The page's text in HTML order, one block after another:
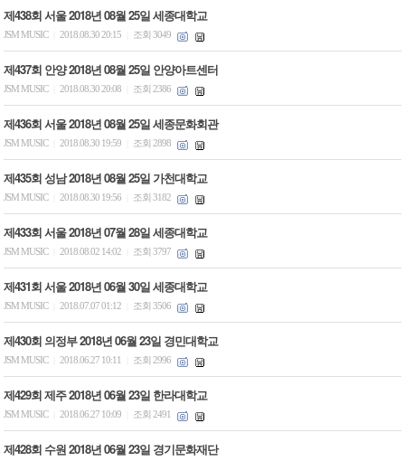
제438회 서울 2018년 08월 25일 세종대학교
JSM MUSIC 2018.08.30 20:15 조회 3049
제437회 안양 2018년 08월 25일 안양아트센터
JSM MUSIC 2018.08.30 20:08 조회 2386
제436회 서울 2018년 08월 25일 세종문화회관
JSM MUSIC 2018.08.30 19:59 조회 2898
제435회 성남 2018년 08월 25일 가천대학교
JSM MUSIC 2018.08.30 19:56 조회 3182
제433회 서울 2018년 07월 28일 세종대학교
JSM MUSIC 2018.08.02 14:02 조회 3797
제431회 서울 2018년 06월 30일 세종대학교
JSM MUSIC 2018.07.07 01:12 조회 3506
제430회 의정부 2018년 06월 23일 경민대학교
JSM MUSIC 2018.06.27 10:11 조회 2996
제429회 제주 2018년 06월 23일 한라대학교
JSM MUSIC 2018.06.27 10:09 조회 2491
제428회 수원 2018년 06월 23일 경기문화재단